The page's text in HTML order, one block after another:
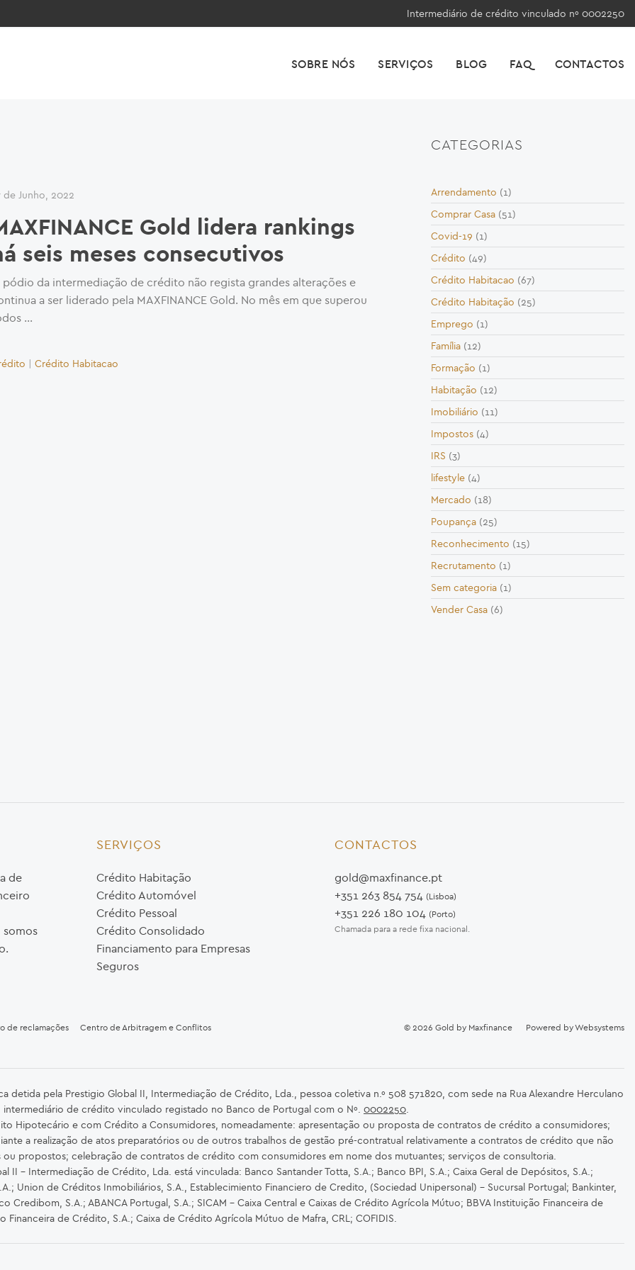
Intermediário de crédito vinculado nº 0002250
SOBRE NÓS SERVIÇOS BLOG FAQ CONTACTOS
de Junho, 2022
Gold lidera rankings
seis meses consecutivos
pódio da intermediação de crédito não regista grandes alterações e
a ser liderado pela MAXFINANCE Gold. No mês em que superou
…
| Crédito Habitacao
CATEGORIAS
Arrendamento (1)
Comprar Casa (51)
Covid-19 (1)
Crédito (49)
Crédito Habitacao (67)
Crédito Habitação (25)
Emprego (1)
Família (12)
Formação (1)
Habitação (12)
Imobiliário (11)
Impostos (4)
IRS (3)
lifestyle (4)
Mercado (18)
Poupança (25)
Reconhecimento (15)
Recrutamento (1)
Sem categoria (1)
Vender Casa (6)
de
SERVIÇOS
Crédito Habitação
Crédito Automóvel
Crédito Pessoal
Crédito Consolidado
Financiamento para Empresas
Seguros
CONTACTOS
gold@maxfinance.pt
+351 263 854 754 (Lisboa)
+351 226 180 104 (Porto)
Chamada para a rede fixa nacional.
de reclamações Centro de Arbitragem e Conflitos © 2026 Gold by Maxfinance Powered byWebsystems
detida pela Prestigio Global II, Intermediação de Crédito, Lda., pessoa coletiva n.º 508 571820, com sede na Rua Alexandre Herculano
intermediário de crédito vinculado registado no Banco de Portugal com o Nº. 0002250.
Hipotecário e com Crédito a Consumidores, nomeadamente: apresentação ou proposta de contratos de crédito a consumidores;
a realização de atos preparatórios ou de outros trabalhos de gestão pré-contratual relativamente a contratos de crédito que não
ou propostos; celebração de contratos de crédito com consumidores em nome dos mutuantes; serviços de consultoria.
II – Intermediação de Crédito, Lda. está vinculada: Banco Santander Totta, S.A.; Banco BPI, S.A.; Caixa Geral de Depósitos, S.A.;
Union de Créditos Inmobiliários, S.A., Establecimiento Financiero de Credito, (Sociedad Unipersonal) - Sucursal Portugal; Bankinter,
Credibom, S.A.; ABANCA Portugal, S.A.; SICAM - Caixa Central e Caixas de Crédito Agrícola Mútuo; BBVA Instituição Financeira de
Financeira de Crédito, S.A.; Caixa de Crédito Agrícola Mútuo de Mafra, CRL; COFIDIS.